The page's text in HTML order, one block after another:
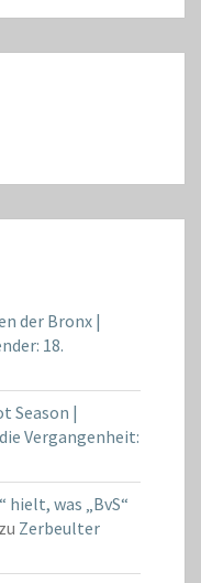
der Bronx |
18.
Season |
Vergangenheit:
hielt, was „BvS“
zu Zerbeulter